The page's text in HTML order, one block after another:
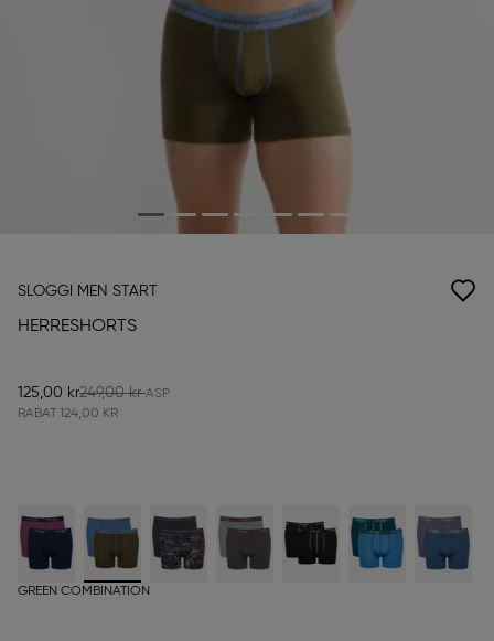
SLOGGI MEN START
HERRESHORTS
125,00 kr249,00 kr
RABAT 124,00 KR
GREEN COMBINATION